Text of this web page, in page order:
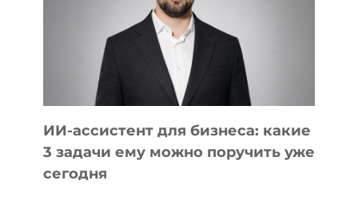
ТЕХНОЛОГИЧЕСКОЕ
ОБРАЗОВАНИЕ
ТАДЖИКИСТАНА
ИИ-ассистент для бизнеса: какие
3 задачи ему можно поручить уже
сегодня